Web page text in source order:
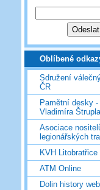
Oblíbené
Sdružení
ČR
Pamětní desky
Vladimíra Štrupla
Asociace
legionářských
KVH Litobratřice
ATM Online
Dolin history web